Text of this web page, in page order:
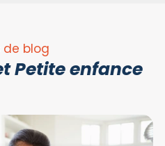
de blog
Petite enfance